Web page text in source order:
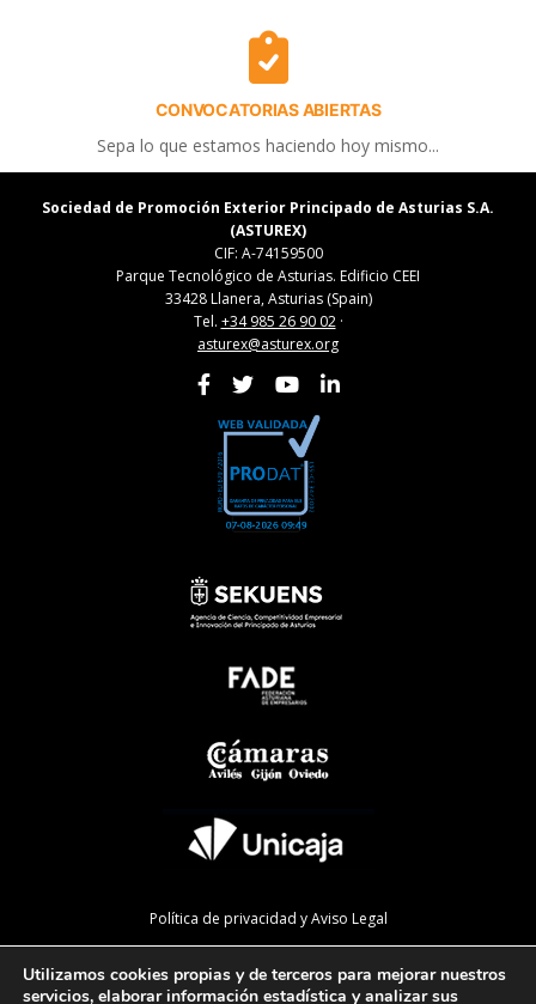
CONVOCATORIAS ABIERTAS
Sepa lo que estamos haciendo hoy mismo...
Sociedad de Promoción Exterior Principado de Asturias S.A.
(ASTUREX)
CIF: A-74159500
Parque Tecnológico de Asturias. Edificio CEEI
33428 Llanera, Asturias (Spain)
Tel. +34 985 26 90 02·
asturex@asturex.org
Política de privacidad y Aviso Legal
Política de calidad
Utilizamos cookies propias y de terceros para mejorar nuestros
servicios, elaborar información estadística y analizar sus